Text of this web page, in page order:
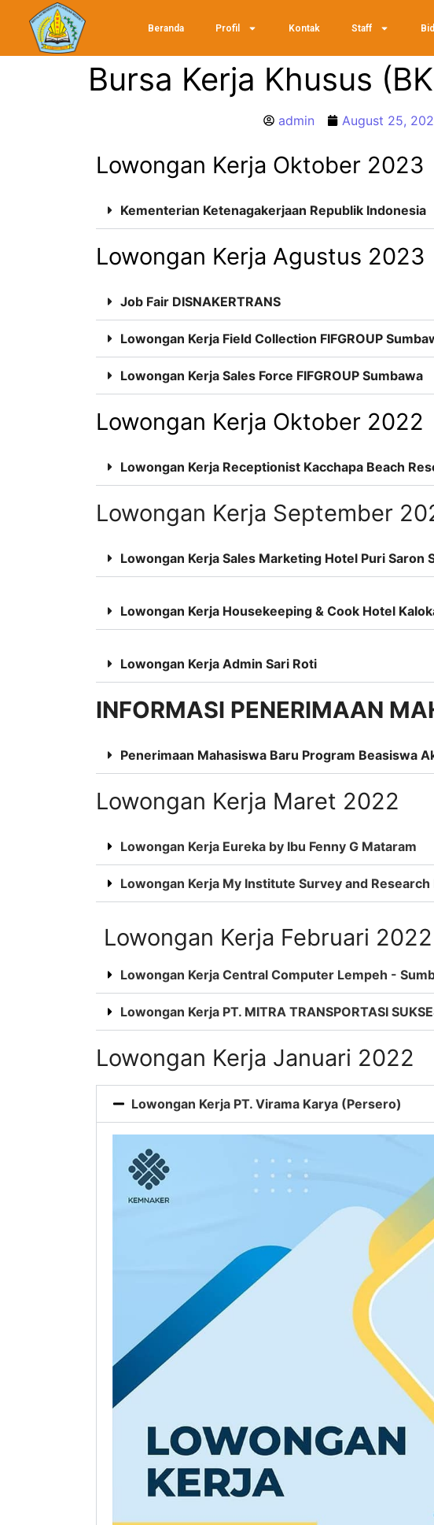
Beranda Profil Kontak Staff
Bursa Kerja Khusus
admin August 25,
Lowongan Kerja Oktober 2023
Kementerian Ketenagakerjaan Republik Indonesia
Lowongan Kerja Agustus 2023
Job Fair DISNAKERTRANS
Lowongan Kerja Field Collection FIFGROUP
Lowongan Kerja Sales Force FIFGROUP Sumbawa
Lowongan Kerja Oktober 2022
Lowongan Kerja Receptionist Kacchapa Beach
Lowongan Kerja September
Lowongan Kerja Sales Marketing Hotel Puri Saron
Lowongan Kerja Housekeeping & Cook Hotel
Lowongan Kerja Admin Sari Roti
INFORMASI PENERIMAAN
Penerimaan Mahasiswa Baru Program Beasiswa
Lowongan Kerja Maret 2022
Lowongan Kerja Eureka by Ibu Fenny G Mataram
Lowongan Kerja My Institute Survey and Research
Lowongan Kerja Februari 2022
Lowongan Kerja Central Computer Lempeh -
Lowongan Kerja PT. MITRA TRANSPORTASI
Lowongan Kerja Januari 2022
Lowongan Kerja PT. Virama Karya (Persero)